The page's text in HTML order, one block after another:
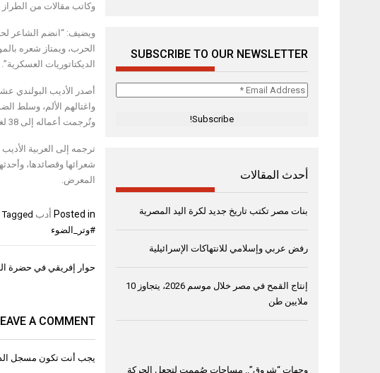
وكاتب مقالات من الطراز
ويضيف: “انضم الشاعر
الحرب، ويمتاز شعره
الديكتاتوريات العسكرية”.
أصدر الأديب البولندي
واغتالهم الألم، وسلط
وتُرجمت أعماله إلى 38 لغة، ورُشّح لنيل جائزة نوبل للآداب لكنه توفي قبل الحصول عليها في العام 1998.
شعرائها وقصائدها،
المعرض.
Posted in أدب Tagged
#وتر_الضوء
تصفّح
حوار إفريقي في حضرة
A COMMENT
يجب أنت تكون مسجل
SUBSCRIBE TO OUR NEWSLETTER
Email
أحدث المقالات
بنات مصر تكتب تاريخ جديد لكرة اليد المصرية
رفض عربي وإسلامي للانتهاكات الإسرائيلية
إنتاج القمح في مصر خلال موسم 2026، يتجاوز 10
ملايين طن
وجهات “شروق”.. مساحات صُممت لتجعل الحركة